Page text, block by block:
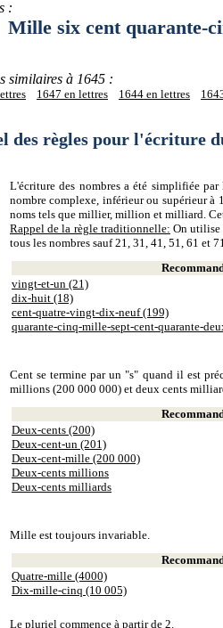
:
six cent quarante-
similaires à 1645 :
1647 en lettres 1644 en lettres
des règles pour l'écriture
L'écriture des nombres a été simplifiée
nombre complexe, inférieur ou supérieur à
noms tels que millier, million et milliard.
Rappel de la règle traditionnelle: On utilise
tous les nombres sauf 21, 31, 41, 51, 61 et
vingt-et-un (21)
dix-huit (18)
cent-quatre-vingt-dix-neuf (199)
quarante-cinq-mille-sept-cent-quarante-
Cent se termine par un "s" quand il est
millions (200 000 000) et deux cents
Deux-cents (200)
Deux-cent-un (201)
Deux-cent-mille (200 000)
Deux-cents millions
Deux-cents milliards
Mille est toujours invariable.
Quatre-mille (4000)
Dix-mille-cinq (10 005)
Le pluriel commence à partir de 2.